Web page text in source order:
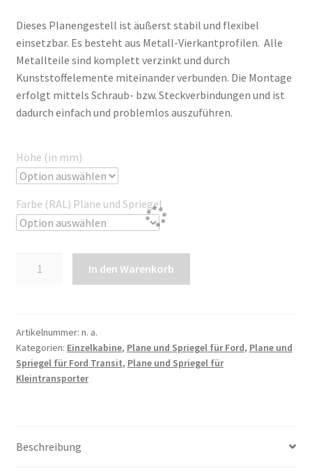
Dieses Planengestell ist äußerst stabil und flexibel
einsetzbar. Es besteht aus Metall-Vierkantprofilen. Alle
Metallteile sind komplett verzinkt und durch
Kunststoffelemente miteinander verbunden. Die Montage
erfolgt mittels Schraub- bzw. Steckverbindungen und ist
dadurch einfach und problemlos auszuführen.
Höhe (in mm)
Farbe (RAL) Plane und Spriegel
Ford
Transit
FT
L3
3954mm
In den Warenkorb
Artikelnummer: n. a.
Kategorien: Einzelkabine, Plane und Spriegel für Ford, Plane und
Spriegel für Ford Transit, Plane und Spriegel für
Kleintransporter
Beschreibung